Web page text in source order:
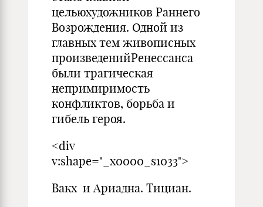
цельюхудожников Раннего
Возрождения. Одной из
главных тем живописных
произведенийРенессанса
были трагическая
непримиримость
конфликтов, борьба и
гибель героя.
<div
v:shape="_x0000_s1033">
Вакх и Ариадна. Тициан.